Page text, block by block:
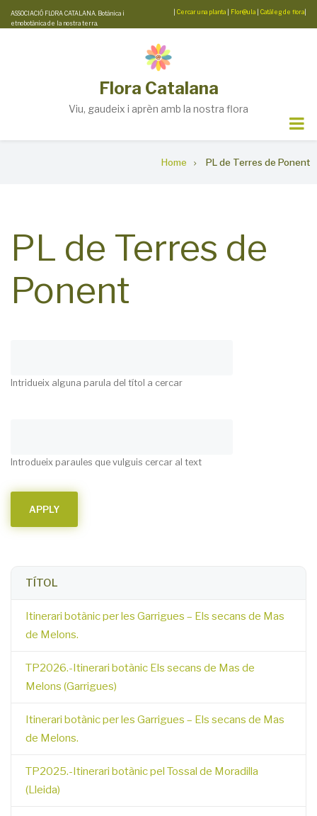
Skip
to
ASSOCIACIÓ FLORA CATALANA. Botànica i
etnobotànica de la nostra terra.
Cercar una planta Flor@ula Catàleg de flora
Flora Catalana
Viu, gaudeix i aprèn amb la nostra flora
Home PL de Terres de Ponent
PL de Terres de
Ponent
Intridueix alguna parula del títol a cercar
Introdueix paraules que vulguis cercar al text
TÍTOL
Itinerari botànic per les Garrigues – Els secans de Mas
de Melons.
TP2026.-Itinerari botànic Els secans de Mas de
Melons (Garrigues)
Itinerari botànic per les Garrigues – Els secans de Mas
de Melons.
TP2025.-Itinerari botànic pel Tossal de Moradilla
(Lleida)